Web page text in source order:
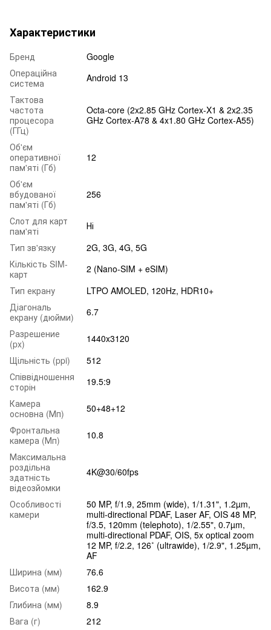
Характеристики
Бренд
Google
Операційна
система
Android 13
Тактова
частота
процесора
(ГГц)
Octa-core (2x2.85 GHz Cortex-X1 & 2x2.35
GHz Cortex-A78 & 4x1.80 GHz Cortex-A55)
Об'єм
оперативної
пам'яті (Гб)
12
Об'єм
вбудованої
пам'яті (Гб)
256
Слот для карт
пам'яті
Ні
Тип зв'язку
2G, 3G, 4G, 5G
Кількість SIM-
карт
2 (Nano-SIM + eSIM)
Тип екрану
LTPO AMOLED, 120Hz, HDR10+
Діагональ
екрану (дюйми)
6.7
Разрешение
(px)
1440x3120
Щільність (ppi)
512
Співвідношення
сторін
19.5:9
Камера
основна (Мп)
50+48+12
Фронтальна
камера (Мп)
10.8
Максимальна
роздільна
здатність
відеозйомки
4K@30/60fps
Особливості
камери
50 MP, f/1.9, 25mm (wide), 1/1.31", 1.2µm,
multi-directional PDAF, Laser AF, OIS 48 MP,
f/3.5, 120mm (telephoto), 1/2.55", 0.7µm,
multi-directional PDAF, OIS, 5x optical zoom
12 MP, f/2.2, 126˚ (ultrawide), 1/2.9", 1.25µm,
AF
Ширина (мм)
76.6
Висота (мм)
162.9
Глибина (мм)
8.9
Вага (г)
212